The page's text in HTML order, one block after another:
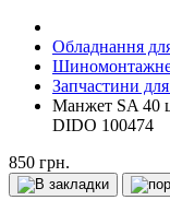
Обладнання
Запчастини
Манжет SA 40
DIDO 100474
850 грн.